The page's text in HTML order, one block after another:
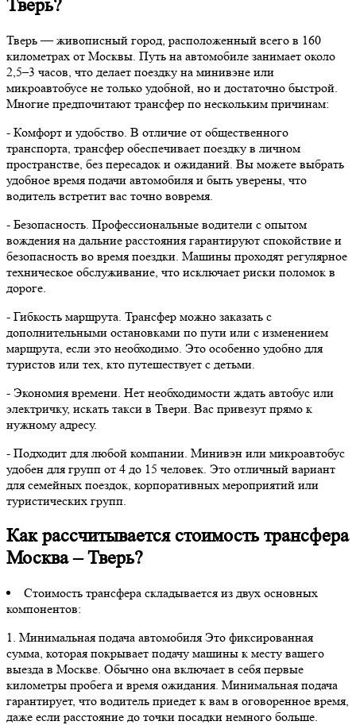
Тверь?
Тверь — живописный город, расположенный всего в 160
километрах от Москвы. Путь на автомобиле занимает около
2,5–3 часов, что делает поездку на минивэне или
микроавтобусе не только удобной, но и достаточно быстрой.
Многие предпочитают трансфер по нескольким причинам:
- Комфорт и удобство. В отличие от общественного
транспорта, трансфер обеспечивает поездку в личном
пространстве, без пересадок и ожиданий. Вы можете выбрать
удобное время подачи автомобиля и быть уверены, что
водитель встретит вас точно вовремя.
- Безопасность. Профессиональные водители с опытом
вождения на дальние расстояния гарантируют спокойствие и
безопасность во время поездки. Машины проходят регулярное
техническое обслуживание, что исключает риски поломок в
дороге.
- Гибкость маршрута. Трансфер можно заказать с
дополнительными остановками по пути или с изменением
маршрута, если это необходимо. Это особенно удобно для
туристов или тех, кто путешествует с детьми.
- Экономия времени. Нет необходимости ждать автобус или
электричку, искать такси в Твери. Вас привезут прямо к
нужному адресу.
- Подходит для любой компании. Минивэн или микроавтобус
удобен для групп от 4 до 15 человек. Это отличный вариант
для семейных поездок, корпоративных мероприятий или
туристических групп.
Как рассчитывается стоимость трансфера
Москва – Тверь?
Стоимость трансфера складывается из двух основных
компонентов:
1. Минимальная подача автомобиля Это фиксированная
сумма, которая покрывает подачу машины к месту вашего
выезда в Москве. Обычно она включает в себя первые
километры пробега и время ожидания. Минимальная подача
гарантирует, что водитель приедет к вам в оговоренное время,
даже если расстояние до точки посадки немного больше.